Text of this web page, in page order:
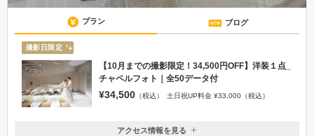
プラン ブログ
撮影日限定
【10月までの撮影限定！34,500円OFF】洋装１点_
チャペルフォト｜全50データ付
¥34,500 （税込） 土日祝UP料金 ¥33,000（税込）
アクセス情報を見る